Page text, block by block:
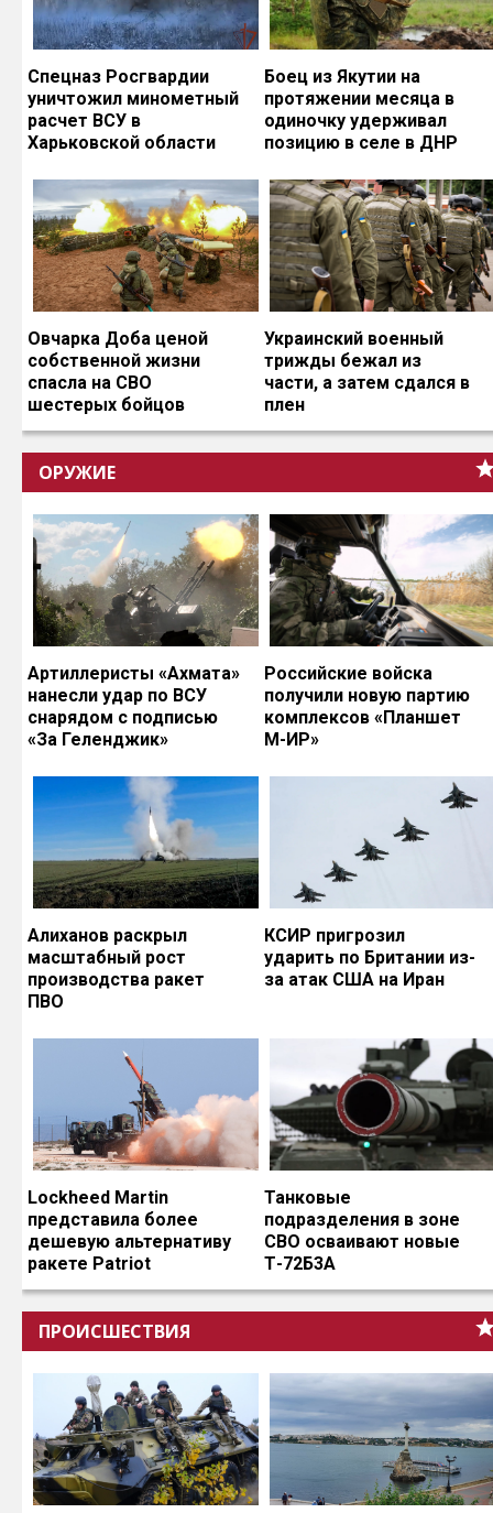
Спецназ Росгвардии
уничтожил минометный
расчет ВСУ в
Харьковской области
Боец из Якутии на
протяжении месяца в
одиночку удерживал
позицию в селе в ДНР
Овчарка Доба ценой
собственной жизни
спасла на СВО
шестерых бойцов
Украинский военный
трижды бежал из
части, а затем сдался в
плен
ОРУЖИЕ
Артиллеристы «Ахмата»
нанесли удар по ВСУ
снарядом с подписью
«За Геленджик»
Российские войска
получили новую партию
комплексов «Планшет
М-ИР»
Алиханов раскрыл
масштабный рост
производства ракет
ПВО
КСИР пригрозил
ударить по Британии из-
за атак США на Иран
Lockheed Martin
представила более
дешевую альтернативу
ракете Patriot
Танковые
подразделения в зоне
СВО осваивают новые
Т-72Б3А
ПРОИСШЕСТВИЯ